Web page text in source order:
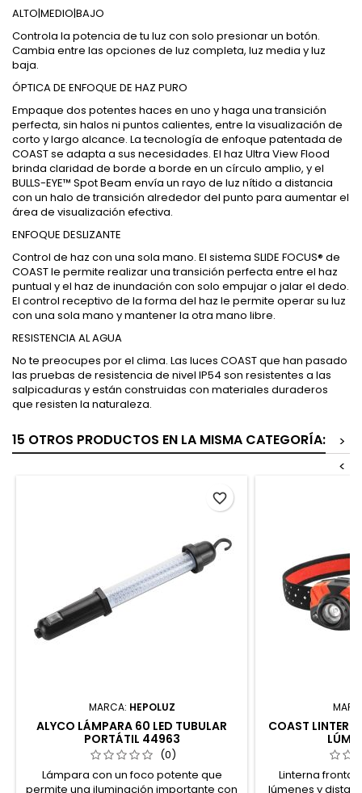
ALTO|MEDIO|BAJO
Controla la potencia de tu luz con solo presionar un botón.
Cambia entre las opciones de luz completa, luz media y luz
baja.
ÓPTICA DE ENFOQUE DE HAZ PURO
Empaque dos potentes haces en uno y haga una transición
perfecta, sin halos ni puntos calientes, entre la visualización de
corto y largo alcance. La tecnología de enfoque patentada de
COAST se adapta a sus necesidades. El haz Ultra View Flood
brinda claridad de borde a borde en un círculo amplio, y el
BULLS-EYE™ Spot Beam envía un rayo de luz nítido a distancia
con un halo de transición alrededor del punto para aumentar el
área de visualización efectiva.
ENFOQUE DESLIZANTE
Control de haz con una sola mano. El sistema SLIDE FOCUS® de
COAST le permite realizar una transición perfecta entre el haz
puntual y el haz de inundación con solo empujar o jalar el dedo.
El control receptivo de la forma del haz le permite operar su luz
con una sola mano y mantener la otra mano libre.
RESISTENCIA AL AGUA
No te preocupes por el clima. Las luces COAST que han pasado
las pruebas de resistencia de nivel IP54 son resistentes a las
salpicaduras y están construidas con materiales duraderos
que resisten la naturaleza.
15 OTROS PRODUCTOS EN LA MISMA CATEGORÍA:
>
<
MARCA: HEPOLUZ
ALYCO LÁMPARA 60 LED TUBULAR
PORTÁTIL 44963
(0)
Lámpara con un foco potente que
permite una iluminación importante con
favorite_border
COAST
Linterna
lúmenes y